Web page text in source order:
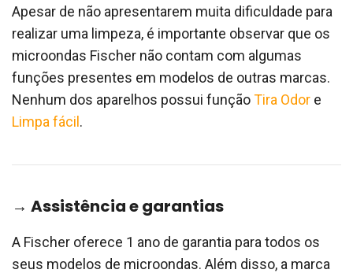
Apesar de não apresentarem muita dificuldade para
realizar uma limpeza, é importante observar que os
microondas Fischer não contam com algumas
funções presentes em modelos de outras marcas.
Nenhum dos aparelhos possui funçãoTira Odor e
Limpa fácil .
→ Assistência e garantias
A Fischer oferece 1 ano de garantia para todos os
seus modelos de microondas. Além disso, a marca